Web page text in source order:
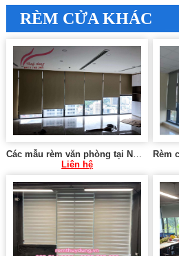
RÈM CỬA KHÁC
Liên hệ